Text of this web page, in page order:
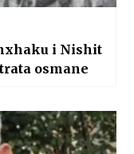
i Nishit
osmane